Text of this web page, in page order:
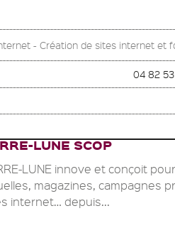
- Création de sites internet et
04 82
LUNE SCOP
LUNE innove et conçoit
magazines, campagnes
internet… depuis...